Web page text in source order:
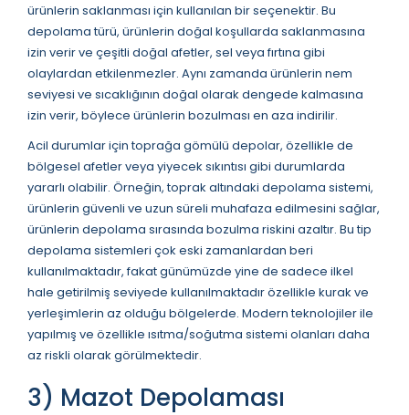
ürünlerin saklanması için kullanılan bir seçenektir. Bu
depolama türü, ürünlerin doğal koşullarda saklanmasına
izin verir ve çeşitli doğal afetler, sel veya fırtına gibi
olaylardan etkilenmezler. Aynı zamanda ürünlerin nem
seviyesi ve sıcaklığının doğal olarak dengede kalmasına
izin verir, böylece ürünlerin bozulması en aza indirilir.
Acil durumlar için toprağa gömülü depolar, özellikle de
bölgesel afetler veya yiyecek sıkıntısı gibi durumlarda
yararlı olabilir. Örneğin, toprak altındaki depolama sistemi,
ürünlerin güvenli ve uzun süreli muhafaza edilmesini sağlar,
ürünlerin depolama sırasında bozulma riskini azaltır. Bu tip
depolama sistemleri çok eski zamanlardan beri
kullanılmaktadır, fakat günümüzde yine de sadece ilkel
hale getirilmiş seviyede kullanılmaktadır özellikle kurak ve
yerleşimlerin az olduğu bölgelerde. Modern teknolojiler ile
yapılmış ve özellikle ısıtma/soğutma sistemi olanları daha
az riskli olarak görülmektedir.
3) Mazot Depolaması